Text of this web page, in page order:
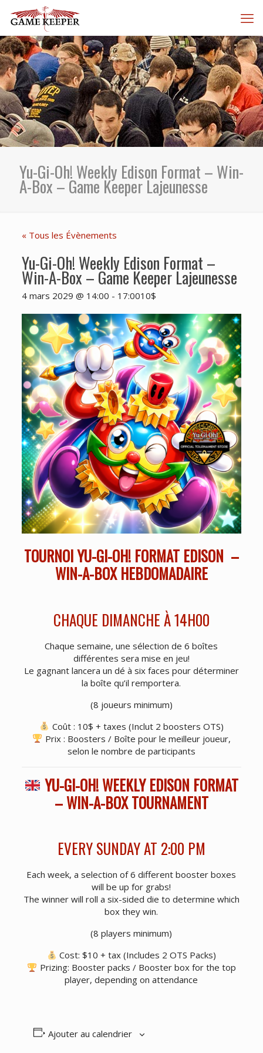
Yu-Gi-Oh! Weekly Edison Format – Win-
A-Box – Game Keeper Lajeunesse
« Tous les Évènements
Yu-Gi-Oh! Weekly Edison Format –
Win-A-Box – Game Keeper Lajeunesse
4 mars 2029 @ 14:00 - 17:0010$
TOURNOI YU-GI-OH! FORMAT EDISON –
WIN-A-BOX HEBDOMADAIRE
CHAQUE DIMANCHE À 14H00
Chaque semaine, une sélection de 6 boîtes
différentes sera mise en jeu!
Le gagnant lancera un dé à six faces pour déterminer
la boîte qu’il remportera.
(8 joueurs minimum)
Coût : 10$ + taxes (Inclut 2 boosters OTS)
Prix : Boosters / Boîte pour le meilleur joueur,
selon le nombre de participants
YU-GI-OH! WEEKLY EDISON FORMAT
– WIN-A-BOX TOURNAMENT
EVERY SUNDAY AT 2:00 PM
Each week, a selection of 6 different booster boxes
will be up for grabs!
The winner will roll a six-sided die to determine which
box they win.
(8 players minimum)
Cost: $10 + tax (Includes 2 OTS Packs)
Prizing: Booster packs / Booster box for the top
player, depending on attendance
Ajouter au calendrier